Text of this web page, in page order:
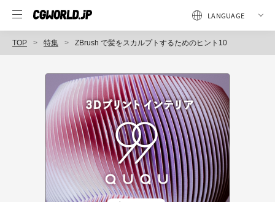
TOP 特集 ZBrush で髪をスカルプトするためのヒント10